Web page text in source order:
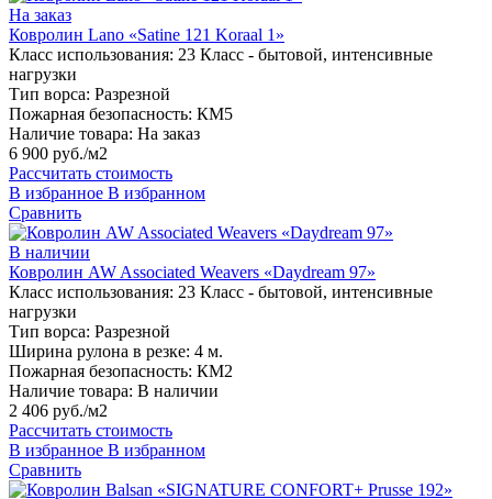
На заказ
Ковролин Lano «Satine 121 Koraal 1»
Класс использования: 23 Класс - бытовой, интенсивные
нагрузки
Тип ворса: Разрезной
Пожарная безопасность: КМ5
Наличие товара: На заказ
6 900 руб./м2
Рассчитать стоимость
В избранное В избранном
Сравнить
В наличии
Ковролин AW Associated Weavers «Daydream 97»
Класс использования: 23 Класс - бытовой, интенсивные
нагрузки
Тип ворса: Разрезной
Ширина рулона в резке: 4 м.
Пожарная безопасность: КМ2
Наличие товара: В наличии
2 406 руб./м2
Рассчитать стоимость
В избранное В избранном
Сравнить